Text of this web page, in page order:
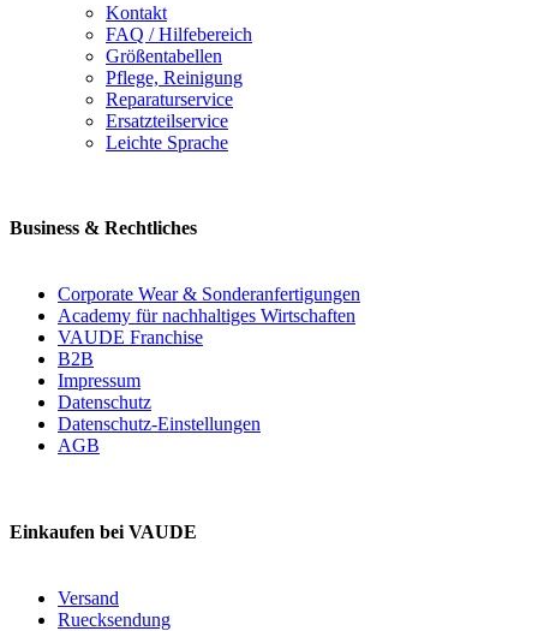
Kontakt
FAQ / Hilfebereich
Größentabellen
Pflege, Reinigung
Reparaturservice
Ersatzteilservice
Leichte Sprache
Business & Rechtliches
Corporate Wear & Sonderanfertigungen
Academy für nachhaltiges Wirtschaften
VAUDE Franchise
B2B
Impressum
Datenschutz
Datenschutz-Einstellungen
AGB
Einkaufen bei VAUDE
Versand
Ruecksendung